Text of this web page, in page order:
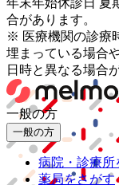
合があります。
※ 医療機関の診療
埋まっている場合
日時と異なる場合
一般の方
一般の方
病院・診療所
薬局をさがす